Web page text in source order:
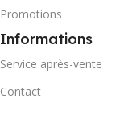
Promotions
Informations
Service après-vente
Contact